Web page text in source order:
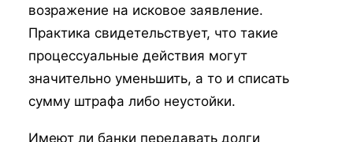
возражение на исковое заявление.
Практика свидетельствует, что такие
процессуальные действия могут
значительно уменьшить, а то и списать
сумму штрафа либо неустойки.
Имеют ли банки передавать долги